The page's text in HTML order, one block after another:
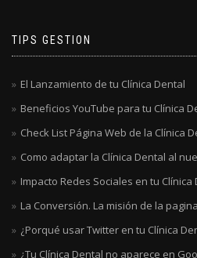
TIPS GESTION
El Lanzamiento de tu Clínica Dental
Beneficios YouTube para tu Clínica
Check List Página Web de la Clínica
Como adaptar la Clínica Dental al
Impacto Redes Sociales en tu Clínica
La Conversión. La misión de la
¿Porqué usar Twitter en tu Clínica
¿Tu Clínica Dental no aparece en